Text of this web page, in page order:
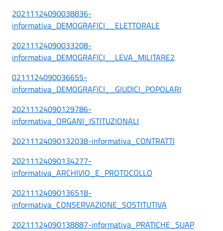
20211124090038836-
informativa_DEMOGRAFICI__ELETTORALE
20211124090033208-
informativa_DEMOGRAFICI__LEVA_MILITARE2
0211124090036655-
informativa_DEMOGRAFICI__GIUDICI_POPOLARI
20211124090129786-
informativa_ORGANI_ISTITUZIONALI
20211124090132038-informativa_CONTRATTI
20211124090134277-
informativa_ARCHIVIO_E_PROTOCOLLO
20211124090136518-
informativa_CONSERVAZIONE_SOSTITUTIVA
20211124090138887-informativa_PRATICHE_SUAP